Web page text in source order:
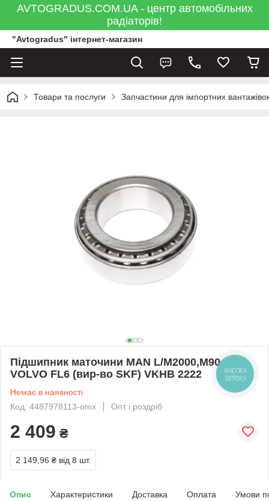
AVTOGRADUS.COM.UA - центр автомобільних
радіаторів!
"Avtogradus" інтернет-магазин
Товари та послуги Запчастини для імпортних
Підшипник маточини MAN L/M2000,M90,
VOLVO FL6 (вир-во SKF) VKHB 2222
Немає в наявності
Код: 4487978113-omx
Опт і роздріб
2 409 ₴
2 149,96 ₴ від 8 шт.
Опис Характеристики Доставка Оплата Умови
КНОПКА
ЗВ'ЯЗКУ